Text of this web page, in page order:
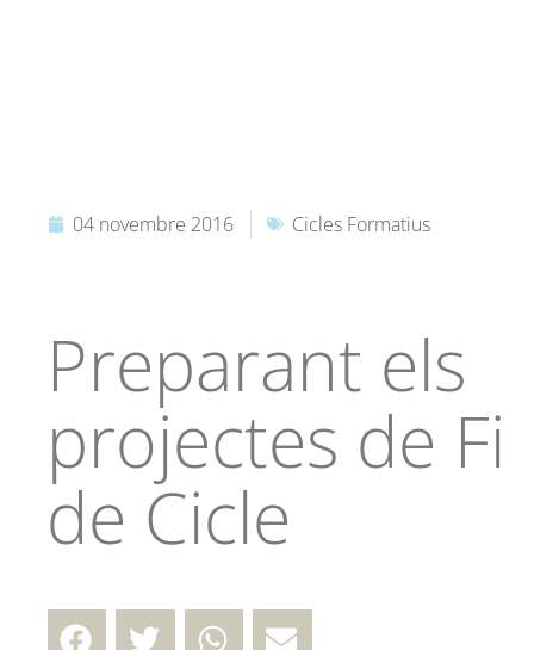
04 novembre 2016 Cicles Formatius
Preparant els
projectes de Fi
de Cicle